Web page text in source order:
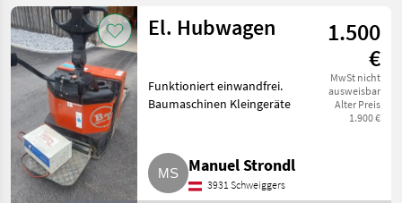
El. Hubwagen
1.500
€
MwSt nicht
ausweisbar
Alter Preis
1.900 €
Funktioniert einwandfrei.
Baumaschinen Kleingeräte
Manuel Strondl
3931 Schweiggers